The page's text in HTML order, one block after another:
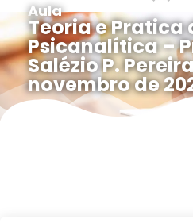
Aula
Teoria e Pratica
Psicanalítica –
Salézio P.
novembro de